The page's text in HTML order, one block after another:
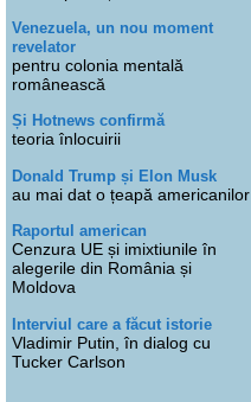
Venezuela, un nou moment
revelator
pentru colonia mentală
românească
Și Hotnews confirmă
teoria înlocuirii
Donald Trump și Elon Musk
au mai dat o țeapă americanilor
Raportul american
Cenzura UE și imixtiunile în
alegerile din România și
Moldova
Interviul care a făcut istorie
Vladimir Putin, în dialog cu
Tucker Carlson